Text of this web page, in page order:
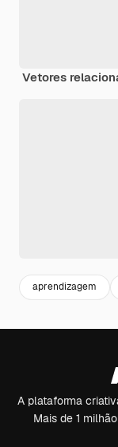
Vetores
aprendizagem
A plataforma
Mais de 1